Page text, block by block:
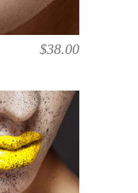
$38.00